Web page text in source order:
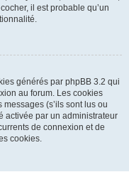
il est probable qu’un
générés par phpBB 3.2 qui
au forum. Les cookies
(s’ils sont lus ou
activée par un administrateur
de connexion et de
cookies.